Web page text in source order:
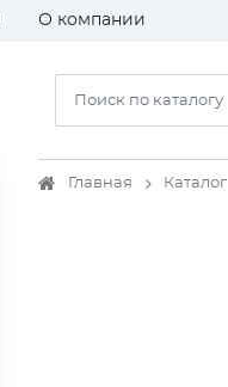
О компании
Главная Каталог